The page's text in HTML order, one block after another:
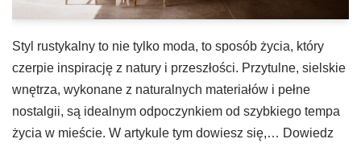
Styl rustykalny to nie tylko moda, to sposób życia, który
czerpie inspirację z natury i przeszłości. Przytulne, sielskie
wnętrza, wykonane z naturalnych materiałów i pełne
nostalgii, są idealnym odpoczynkiem od szybkiego tempa
życia w mieście. W artykule tym dowiesz się,… Dowiedz